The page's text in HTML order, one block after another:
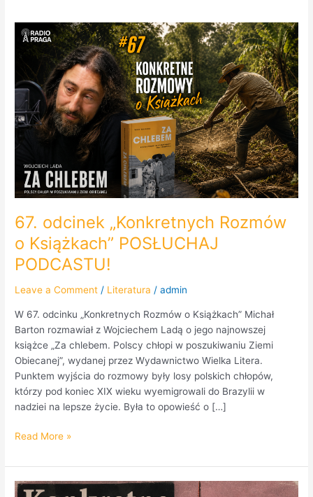
67. odcinek „Konkretnych Rozmów
o Książkach” POSŁUCHAJ
PODCASTU!
Leave a Comment / Literatura /admin
W 67. odcinku „Konkretnych Rozmów o Książkach” Michał
Barton rozmawiał z Wojciechem Ladą o jego najnowszej
książce „Za chlebem. Polscy chłopi w poszukiwaniu Ziemi
Obiecanej”, wydanej przez Wydawnictwo Wielka Litera.
Punktem wyjścia do rozmowy były losy polskich chłopów,
którzy pod koniec XIX wieku wyemigrowali do Brazylii w
nadziei na lepsze życie. Była to opowieść o […]
67.
odcinek
„Konkretnych
Rozmów
o
Książkach”
POSŁUCHAJ
PODCASTU!
Read More »
Konkretne